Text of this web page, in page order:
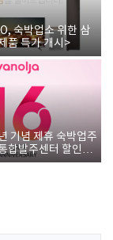
숙박업소 위한 삼
품 특가 개시>
기념 제휴 숙박업주
합발주센터 할인쿠